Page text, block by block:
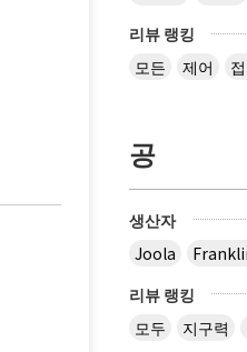
리뷰 랭킹
모든
제어
공
생산자
Joola
리뷰 랭킹
모두
지구력